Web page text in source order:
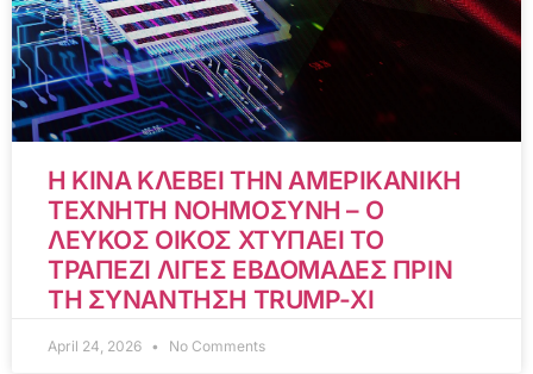
Η ΚΙΝΑ ΚΛΕΒΕΙ ΤΗΝ ΑΜΕΡΙΚΑΝΙΚΗ
ΤΕΧΝΗΤΗ ΝΟΗΜΟΣΥΝΗ – Ο
ΛΕΥΚΟΣ ΟΙΚΟΣ ΧΤΥΠΑΕΙ ΤΟ
ΤΡΑΠΕΖΙ ΛΙΓΕΣ ΕΒΔΟΜΑΔΕΣ ΠΡΙΝ
ΤΗ ΣΥΝΑΝΤΗΣΗ TRUMP-XI
April 24, 2026 No Comments